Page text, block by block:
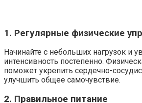
1. Регулярные физические
Начинайте с небольших нагрузок и
интенсивность постепенно.
поможет укрепить сердечно-
улучшить общее самочувствие.
2. Правильное питание